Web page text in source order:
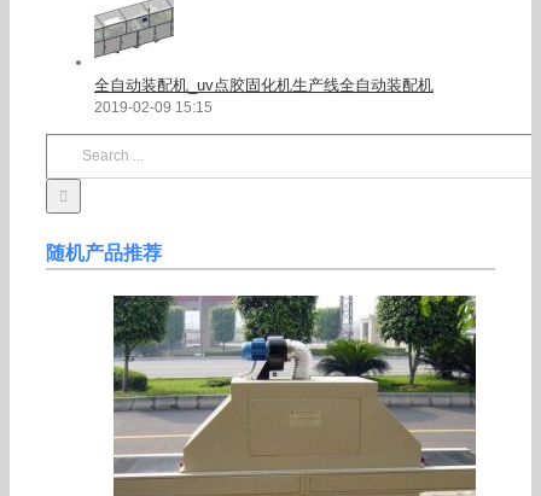
全自动装配机_uv点胶固化机生产线全自动装配机
2019-02-09 15:15
随机产品推荐